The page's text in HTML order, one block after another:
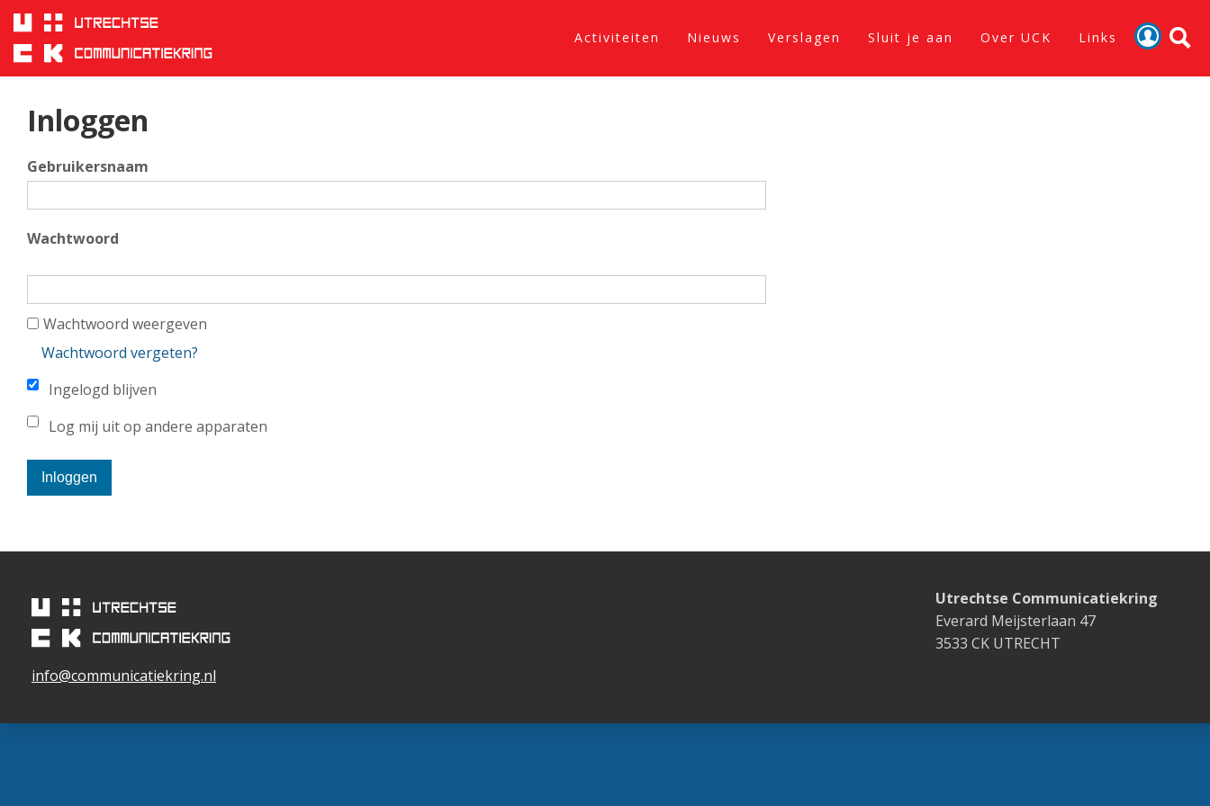
Inloggen
Sla
links
over
Spring
hoofd
inhoud
naar
hoofdnavigatie
Activiteiten Nieuws Verslagen Sluit je aan Over UCK Links
Inloggen
Gebruikersnaam
Wachtwoord
Wachtwoord weergeven
Wachtwoord vergeten?
Ingelogd blijven
Log mij uit op andere apparaten
Inloggen
info@communicatiekring.nl
Utrechtse Communicatiekring
Everard Meijsterlaan 47
3533 CK UTRECHT